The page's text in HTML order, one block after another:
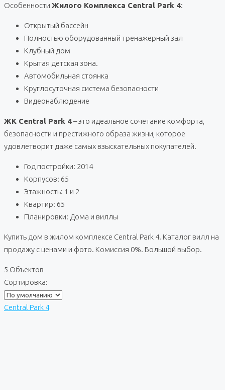
Особенности Жилого Комплекса Central Park 4:
Открытый бассейн
Полностью оборудованный тренажерный зал
Клубный дом
Крытая детская зона.
Автомобильная стоянка
Круглосуточная система безопасности
Видеонаблюдение
ЖК Central Park 4– это идеальное сочетание комфорта,
безопасности и престижного образа жизни, которое
удовлетворит даже самых взыскательных покупателей.
Год постройки: 2014
Корпусов: 65
Этажность: 1 и 2
Квартир: 65
Планировки: Дома и виллы
Купить дом в жилом комплексе Central Park 4. Каталог вилл на
продажу с ценами и фото. Комиссия 0%. Большой выбор.
5 Объектов
Сортировка:
Central Park 4